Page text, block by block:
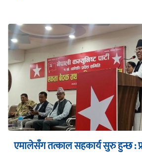
एमालेसँग तत्काल सहकार्य सुरु हुन्छ :